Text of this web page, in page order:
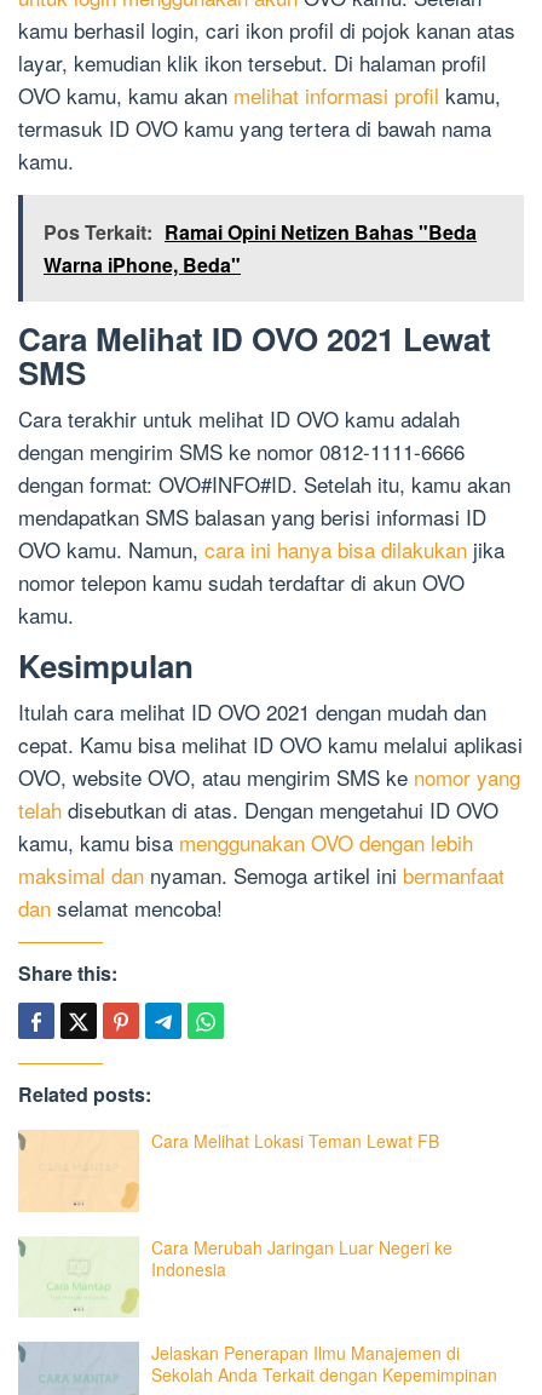
kamu berhasil login, cari ikon profil di pojok kanan atas
layar, kemudian klik ikon tersebut. Di halaman profil
OVO kamu, kamu akan melihat informasi profil kamu,
termasuk ID OVO kamu yang tertera di bawah nama
kamu.
Pos Terkait: Ramai Opini Netizen Bahas "Beda
Warna iPhone, Beda"
Cara Melihat ID OVO 2021 Lewat
SMS
Cara terakhir untuk melihat ID OVO kamu adalah
dengan mengirim SMS ke nomor 0812-1111-6666
dengan format: OVO#INFO#ID. Setelah itu, kamu akan
mendapatkan SMS balasan yang berisi informasi ID
OVO kamu. Namun, cara ini hanya bisa dilakukan jika
nomor telepon kamu sudah terdaftar di akun OVO
kamu.
Kesimpulan
Itulah cara melihat ID OVO 2021 dengan mudah dan
cepat. Kamu bisa melihat ID OVO kamu melalui aplikasi
OVO, website OVO, atau mengirim SMS ke nomor yang
telah disebutkan di atas. Dengan mengetahui ID OVO
kamu, kamu bisa menggunakan OVO dengan lebih
maksimal dan nyaman. Semoga artikel ini bermanfaat
dan selamat mencoba!
Share this:
Related posts:
Cara Melihat Lokasi Teman Lewat FB
Cara Merubah Jaringan Luar Negeri ke
Indonesia
Jelaskan Penerapan Ilmu Manajemen di
Sekolah Anda Terkait dengan Kepemimpinan